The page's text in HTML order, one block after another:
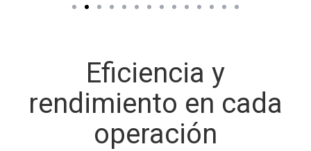
Eficiencia y
rendimiento en cada
operación